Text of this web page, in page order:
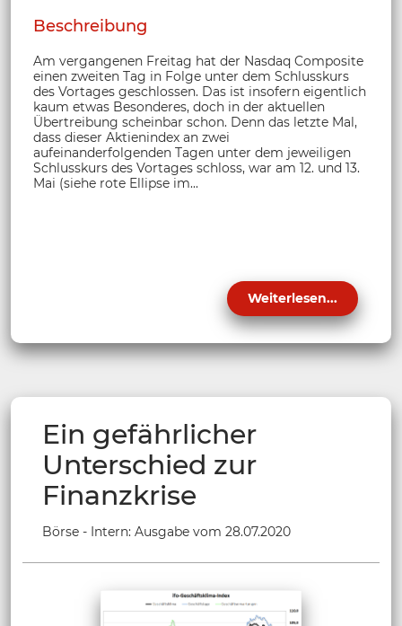
Beschreibung
Am vergangenen Freitag hat der Nasdaq Composite
einen zweiten Tag in Folge unter dem Schlusskurs
des Vortages geschlossen. Das ist insofern eigentlich
kaum etwas Besonderes, doch in der aktuellen
Übertreibung scheinbar schon. Denn das letzte Mal,
dass dieser Aktienindex an zwei
aufeinanderfolgenden Tagen unter dem jeweiligen
Schlusskurs des Vortages schloss, war am 12. und 13.
Mai (siehe rote Ellipse im...
Weiterlesen...
Ein gefährlicher
Unterschied zur
Finanzkrise
Börse - Intern: Ausgabe vom 28.07.2020